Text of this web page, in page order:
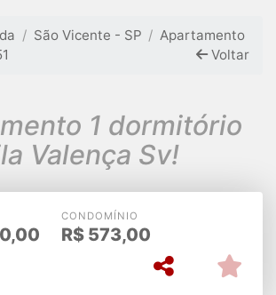
São Vicente - SP
Apartamento
Voltar
1 dormitório
Valença Sv!
CONDOMÍNIO
R$ 573,00